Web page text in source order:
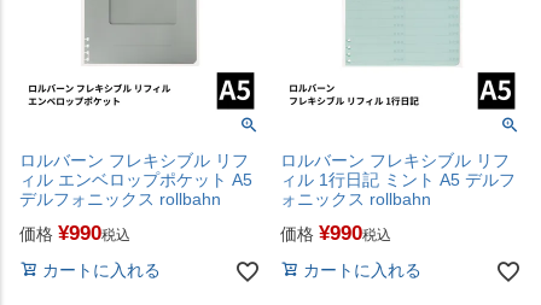
ロルバーン フレキシブル リフ
ィル エンベロップポケット A5
デルフォニックス rollbahn
価格 ¥990税込
カートに入れる
ロルバーン フレキシブル リフ
ィル 1行日記 ミント A5 デルフ
ォニックス rollbahn
価格 ¥990税込
カートに入れる